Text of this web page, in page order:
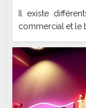
Il existe
commercial et le